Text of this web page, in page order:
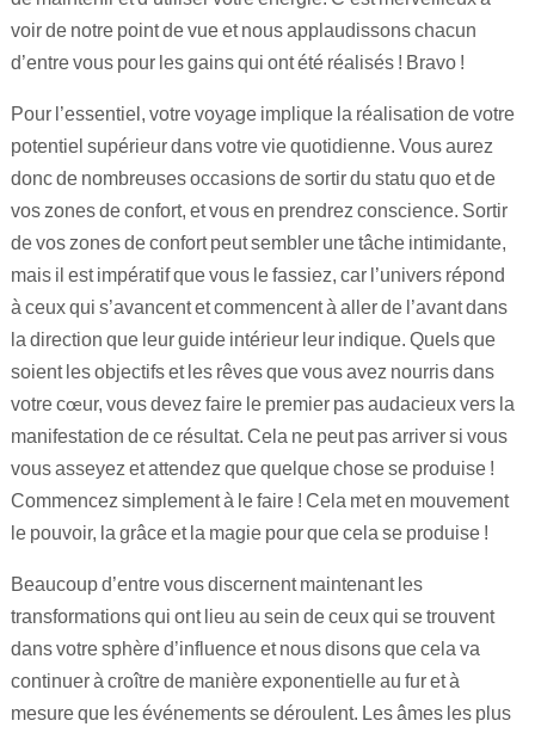
voir de notre point de vue et nous applaudissons chacun
d’entre vous pour les gains qui ont été réalisés ! Bravo !
Pour l’essentiel, votre voyage implique la réalisation de votre
potentiel supérieur dans votre vie quotidienne. Vous aurez
donc de nombreuses occasions de sortir du statu quo et de
vos zones de confort, et vous en prendrez conscience. Sortir
de vos zones de confort peut sembler une tâche intimidante,
mais il est impératif que vous le fassiez, car l’univers répond
à ceux qui s’avancent et commencent à aller de l’avant dans
la direction que leur guide intérieur leur indique. Quels que
soient les objectifs et les rêves que vous avez nourris dans
votre cœur, vous devez faire le premier pas audacieux vers la
manifestation de ce résultat. Cela ne peut pas arriver si vous
vous asseyez et attendez que quelque chose se produise !
Commencez simplement à le faire ! Cela met en mouvement
le pouvoir, la grâce et la magie pour que cela se produise !
Beaucoup d’entre vous discernent maintenant les
transformations qui ont lieu au sein de ceux qui se trouvent
dans votre sphère d’influence et nous disons que cela va
continuer à croître de manière exponentielle au fur et à
mesure que les événements se déroulent. Les âmes les plus